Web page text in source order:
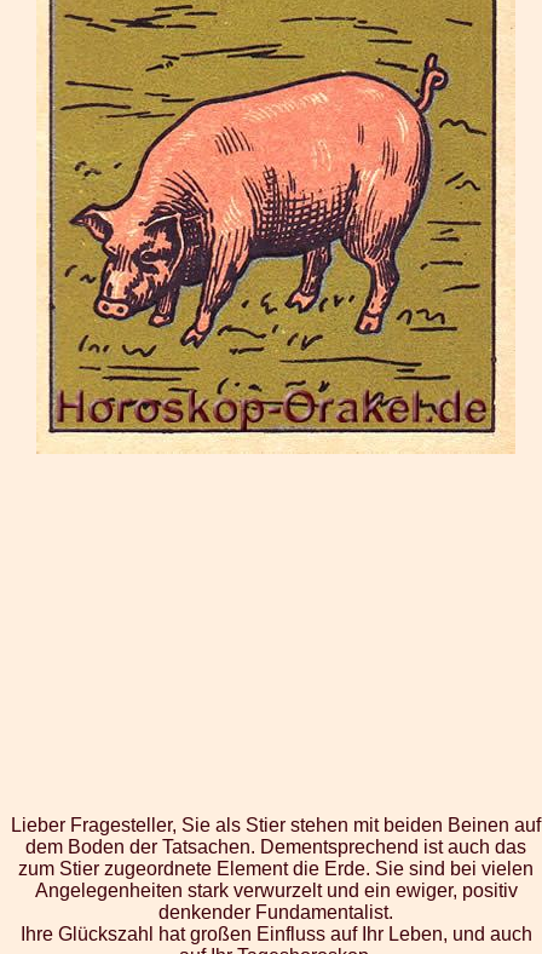
Lieber Fragesteller, Sie als Stier stehen mit beiden Beinen auf
dem Boden der Tatsachen. Dementsprechend ist auch das
zum Stier zugeordnete Element die Erde. Sie sind bei vielen
Angelegenheiten stark verwurzelt und ein ewiger, positiv
denkender Fundamentalist.
Ihre Glückszahl hat großen Einfluss auf Ihr Leben, und auch